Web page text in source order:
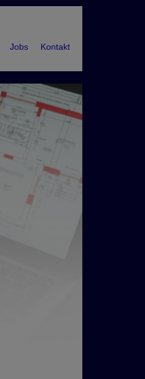
Jobs Kontakt